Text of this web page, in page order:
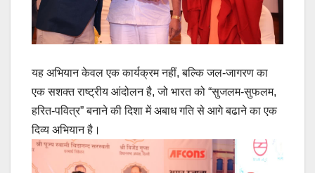
यह अभियान केवल एक कार्यक्रम नहीं, बल्कि जल-जागरण का
एक सशक्त राष्ट्रीय आंदोलन है, जो भारत को “सुजलम-सुफलम,
हरित-पवित्र” बनाने की दिशा में अबाध गति से आगे बढाने का एक
दिव्य अभियान है।